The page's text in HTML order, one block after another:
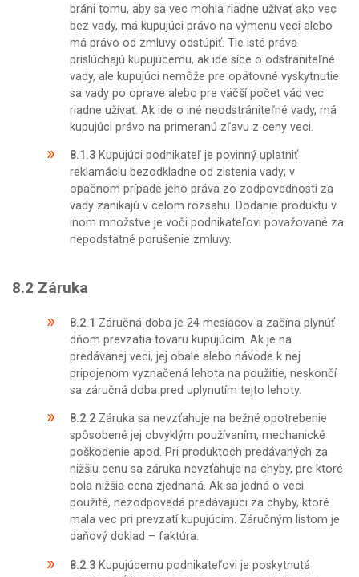
bráni tomu, aby sa vec mohla riadne užívať ako vec
bez vady, má kupujúci právo na výmenu veci alebo
má právo od zmluvy odstúpiť. Tie isté práva
prislúchajú kupujúcemu, ak ide síce o odstrániteľné
vady, ale kupujúci nemôže pre opätovné vyskytnutie
sa vady po oprave alebo pre väčší počet vád vec
riadne užívať. Ak ide o iné neodstrániteľné vady, má
kupujúci právo na primeranú zľavu z ceny veci.
8.1.3 Kupujúci podnikateľ je povinný uplatniť
reklamáciu bezodkladne od zistenia vady; v
opačnom prípade jeho práva zo zodpovednosti za
vady zanikajú v celom rozsahu. Dodanie produktu v
inom množstve je voči podnikateľovi považované za
nepodstatné porušenie zmluvy.
8.2 Záruka
8.2.1 Záručná doba je 24 mesiacov a začína plynúť
dňom prevzatia tovaru kupujúcim. Ak je na
predávanej veci, jej obale alebo návode k nej
pripojenom vyznačená lehota na použitie, neskončí
sa záručná doba pred uplynutím tejto lehoty.
8.2.2 Záruka sa nevzťahuje na bežné opotrebenie
spôsobené jej obvyklým používaním, mechanické
poškodenie apod. Pri produktoch predávaných za
nižšiu cenu sa záruka nevzťahuje na chyby, pre ktoré
bola nižšia cena zjednaná. Ak sa jedná o veci
použité, nezodpovedá predávajúci za chyby, ktoré
mala vec pri prevzatí kupujúcim. Záručným listom je
daňový doklad – faktúra.
8.2.3 Kupujúcemu podnikateľovi je poskytnutá